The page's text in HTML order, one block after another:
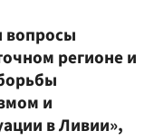
вопросы
регионе и
и
в Ливии»,